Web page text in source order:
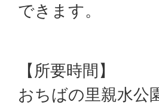
できます。
【所要時間】
おちばの里親水公